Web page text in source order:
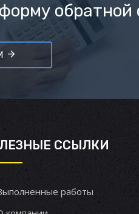
обратной
ССЫЛКИ
работы